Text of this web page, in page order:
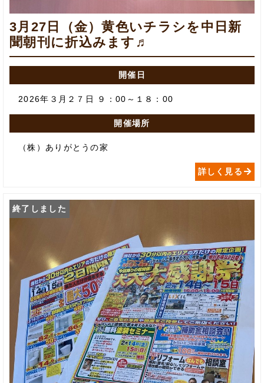
3月27日（金）黄色いチラシを中日新
聞朝刊に折込みます♬
開催日
2026年３月２７日 ９：00～１８：00
開催場所
（株）ありがとうの家
詳しく見る
終了しました